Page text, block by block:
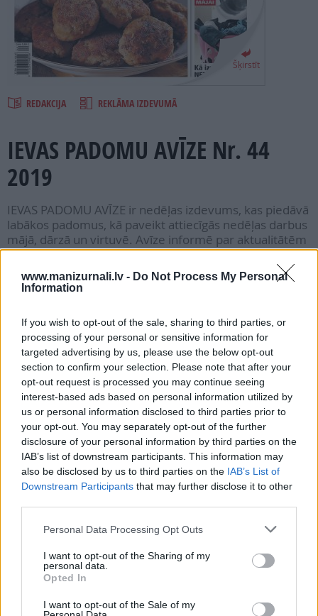
www.manizurnali.lv - Do Not Process My Personal
Information
If you wish to opt-out of the sale, sharing to third parties, or
processing of your personal or sensitive information for
targeted advertising by us, please use the below opt-out
section to confirm your selection. Please note that after your
opt-out request is processed you may continue seeing
interest-based ads based on personal information utilized by
us or personal information disclosed to third parties prior to
your opt-out. You may separately opt-out of the further
disclosure of your personal information by third parties on the
IAB’s list of downstream participants. This information may
also be disclosed by us to third parties on the IAB’s List of
Downstream Participants that may further disclose it to other
Personal Data Processing Opt Outs
I want to opt-out of the Sharing of my
personal data.
Opted In
I want to opt-out of the Sale of my
SEARCH
Šķirstīt
REDAKCIJA REKLĀMA IZDEVUMĀ
IEVAS PADOMU AVĪZE Nr. 44
2019
IEVAS PADOMU AVĪZE ir nedēļas izdevums, kas piedāvā
labākos padomus, kā paveikt attiecīgās nedēļas darbus
mājā, dārzā un virtuvē. Avīze informē par aktualitātēm
veselības jomā, sadzīvē, sociāliem jautājumiem, iesaka
labākos pasākumus, ko nepalaist garām.
E-izdevumu arhīvs
MEKLĒT
SKATĪT ŽURNĀLA ARHĪVU
Dalies
Seko mums